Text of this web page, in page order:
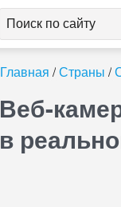
Главная Страны
Веб-
в